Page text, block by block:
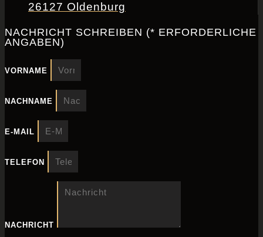
26127 Oldenburg
NACHRICHT SCHREIBEN (* ERFORDERLICHE
ANGABEN)
VORNAME
NACHNAME
E-MAIL
TELEFON
NACHRICHT